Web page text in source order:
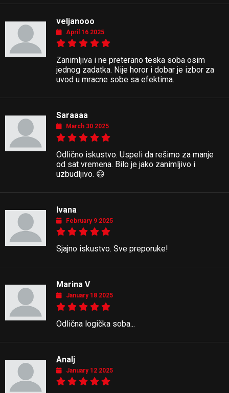
veljanooo
April 16 2025
Zanimljiva i ne preterano teska soba osim
jednog zadatka. Nije horor i dobar je izbor za
uvod u mracne sobe sa efektima.
Saraaaa
March 30 2025
Odlično iskustvo. Uspeli da rešimo za manje
od sat vremena. Bilo je jako zanimljivo i
uzbudljivo. 😄
Ivana
February 9 2025
Sjajno iskustvo. Sve preporuke!
Marina V
January 18 2025
Odlična logička soba...
Analj
January 12 2025